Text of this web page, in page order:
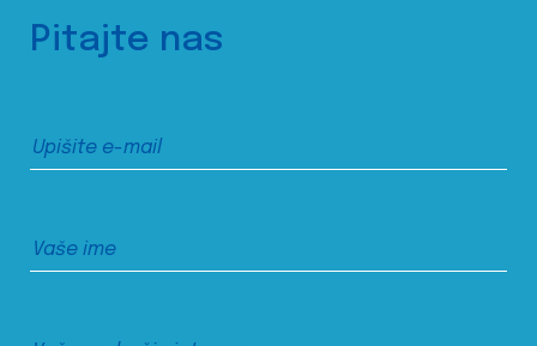
Pitajte nas